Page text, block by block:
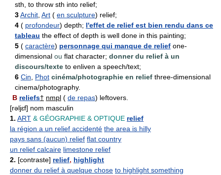
sth, to throw sth into relief;
3Archit Art ( en sculpture) relief;
4 ( profondeur) depth; l'effet de relief est bien rendu dans ce
tableau the effect of depth is well done in this painting;
5 ( caractère) personnage qui manque de relief one-
dimensional ou flat character; donner du relief à un
discours/texte to enliven a speech/text;
6 Cin Phot cinéma/photographie en relief three-dimensional
cinema/photography.
B reliefs† nmpl ( de repas) leftovers.
[rəljɛf] nom masculin
1. ART & GÉOGRAPHIE & OPTIQUE relief
la région a un relief accidenté the area is hilly
pays sans (aucun) relief flat country
un relief calcaire limestone relief
2. [contraste] relief, highlight
donner du relief à quelque chose to highlight something